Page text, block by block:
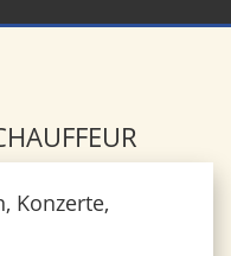
Konzerte,